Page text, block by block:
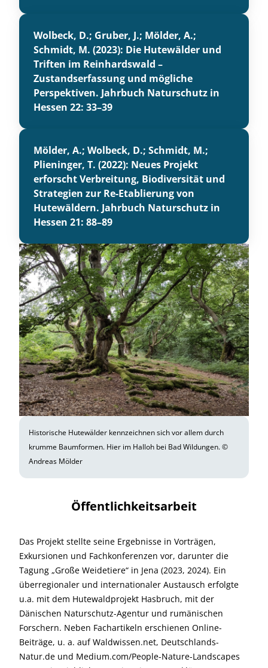
Wolbeck, D.; Gruber, J.; Mölder, A.;
Schmidt, M. (2023): Die Hutewälder und
Triften im Reinhardswald –
Zustandserfassung und mögliche
Perspektiven. Jahrbuch Naturschutz in
Hessen 22: 33–39
Mölder, A.; Wolbeck, D.; Schmidt, M.;
Plieninger, T. (2022): Neues Projekt
erforscht Verbreitung, Biodiversität und
Strategien zur Re-Etablierung von
Hutewäldern. Jahrbuch Naturschutz in
Hessen 21: 88–89
Historische Hutewälder kennzeichnen sich vor allem durch
krumme Baumformen. Hier im Halloh bei Bad Wildungen. ©
Andreas Mölder
Öffentlichkeitsarbeit
Das Projekt stellte seine Ergebnisse in Vorträgen,
Exkursionen und Fachkonferenzen vor, darunter die
Tagung „Große Weidetiere“ in Jena (2023, 2024). Ein
überregionaler und internationaler Austausch erfolgte
u.a. mit dem Hutewaldprojekt Hasbruch, mit der
Dänischen Naturschutz-Agentur und rumänischen
Forschern. Neben Fachartikeln erschienen Online-
Beiträge, u. a. auf Waldwissen.net, Deutschlands-
Natur.de und Medium.com/People-Nature-Landscapes